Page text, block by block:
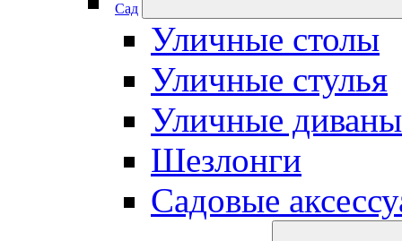
Сад
Уличные столы
Уличные стулья
Уличные диваны
Шезлонги
Садовые